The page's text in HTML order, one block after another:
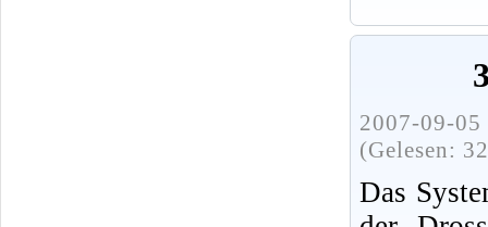
2007-09-
(Gelesen:
Das